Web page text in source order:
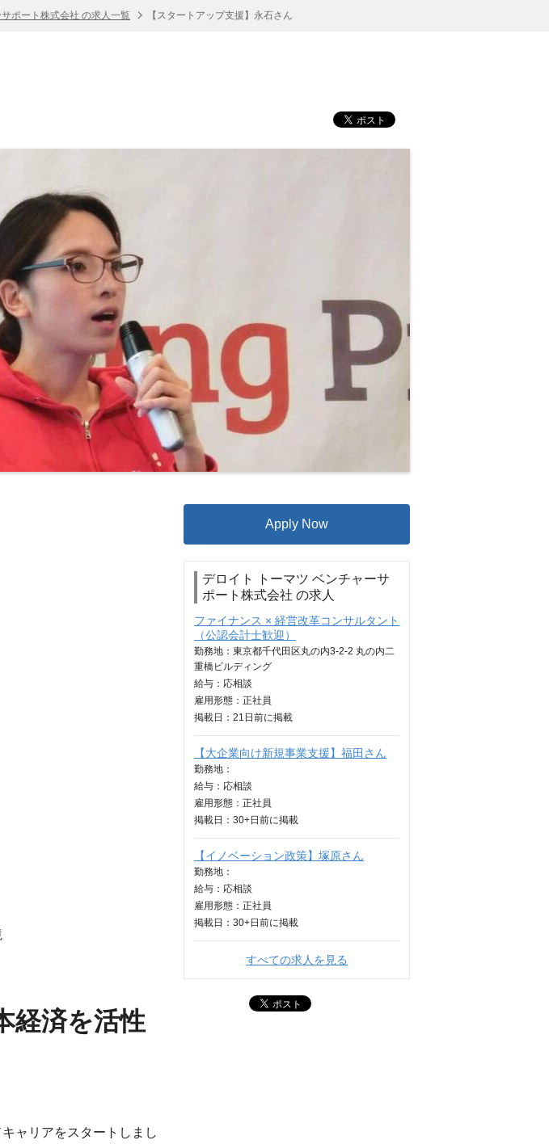
ポート株式会社 の求人一覧 【スタートアップ支援】永石さん
経済を活性
ャリアをスタートしまし
Apply Now
デロイト トーマツ ベンチャーサ
ポート株式会社 の求人
ファイナンス × 経営改革コンサルタント
（公認会計士歓迎）
勤務地：東京都千代田区丸の内3-2-2 丸の内二
重橋ビルディング
給与： 応相談
雇用形態：正社員
掲載日： 21日 前に掲載
【大企業向け新規事業支援】福田さん
勤務地：
給与： 応相談
雇用形態：正社員
掲載日： 30+日 前に掲載
【イノベーション政策】塚原さん
勤務地：
給与： 応相談
雇用形態：正社員
掲載日： 30+日 前に掲載
すべての求人を見る